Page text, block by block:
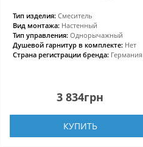
Тип изделия: Смеситель
Вид монтажа: Настенный
Тип управления: Однорычажный
Душевой гарнитур в комплекте: Нет
Страна регистрации бренда: Германия
3 834грн
КУПИТЬ